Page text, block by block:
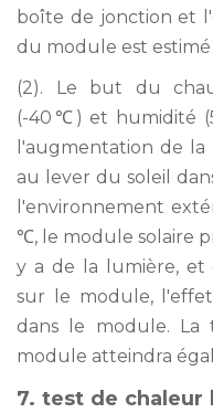
boîte de jonction et
du module est estimé
(2). Le but du
(-40℃) et humidité
l'augmentation de
au lever du soleil
l'environnement
℃, le module solaire
y a de la lumière, et
sur le module,
dans le module. La
module atteindra
7. test de chaleur